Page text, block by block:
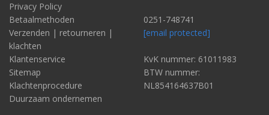
Privacy Policy
Betaalmethoden
Verzenden | retourneren |
klachten
Klantenservice
Sitemap
Klachtenprocedure
Duurzaam ondernemen
0251-748741
[email protected]
KvK nummer: 61011983
BTW nummer:
NL854164637B01